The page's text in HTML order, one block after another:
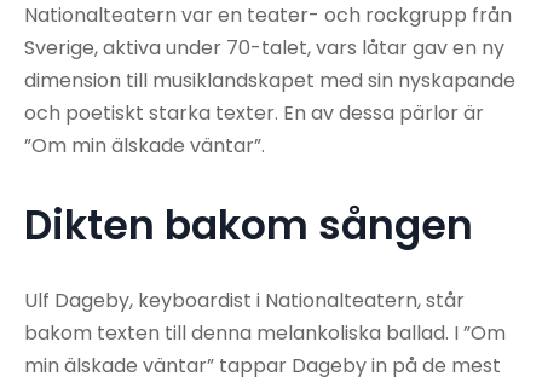
Nationalteatern var en teater- och rockgrupp från
Sverige, aktiva under 70-talet, vars låtar gav en ny
dimension till musiklandskapet med sin nyskapande
och poetiskt starka texter. En av dessa pärlor är
”Om min älskade väntar”.
Dikten bakom sången
Ulf Dageby, keyboardist i Nationalteatern, står
bakom texten till denna melankoliska ballad. I ”Om
min älskade väntar” tappar Dageby in på de mest